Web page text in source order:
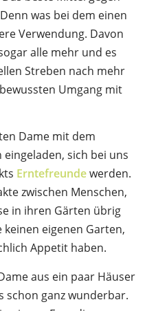
was bei dem einen
Verwendung. Davon
alle mehr und es
Streben nach mehr
Umgang mit
Dame mit dem
sich bei uns
Erntefreundewerden.
zwischen Menschen,
in ihren Gärten übrig
eigenen Garten,
Appetit haben.
aus ein paar Häuser
schon ganz wunderbar.